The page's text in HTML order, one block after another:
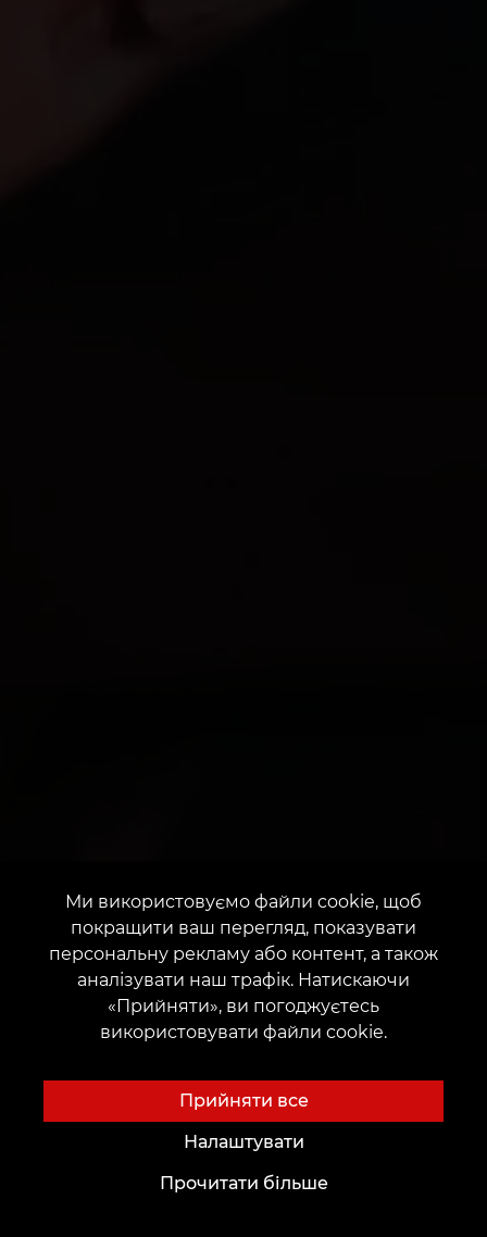
Ми використовуємо файли cookie, щоб
покращити ваш перегляд, показувати
персональну рекламу або контент, а також
аналізувати наш трафік. Натискаючи
«Прийняти», ви погоджуєтесь
використовувати файли cookie.
Прийняти все
Налаштувати
Прочитати більше